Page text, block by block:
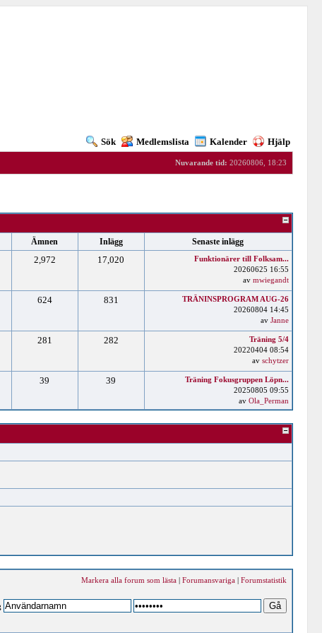
Sök Medlemslista Kalender Hjälp
Nuvarande tid: 20260806, 18:23
Ämnen Inlägg Senaste inlägg
2,972 17,020
Funktionärer till Folksam...
20260625 16:55
av mwiegandt
624 831
TRÄNINSPROGRAM AUG-26
20260804 14:45
av Janne
281 282
Träning 5/4
20220404 08:54
av schytzer
39 39
Träning Fokusgruppen Löpn...
20250805 09:55
av Ola_Perman
Markera alla forum som lästa| Forumansvariga| Forumstatistik